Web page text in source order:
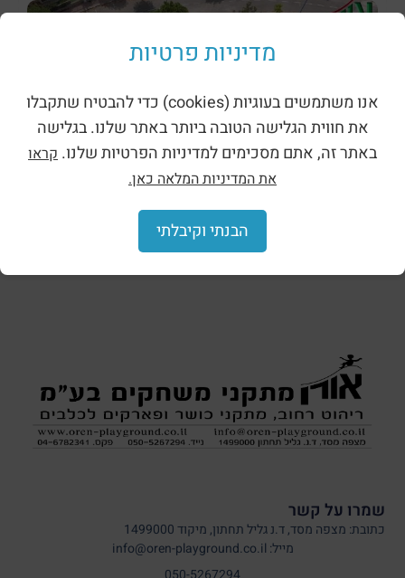
הצללות וסככות
שמרו על קשר
כתובת: מצפה מסד, ד.נ גליל תחתון, מיקוד 1499000
מייל: info@oren-playground.co.il
מדיניות פרטיות
אנו משתמשים בעוגיות (cookies) כדי להבטיח שתקבלו
את חווית הגלישה הטובה ביותר באתר שלנו. בגלישה
באתר זה, אתם מסכימים למדיניות הפרטיות שלנו. קראו
את המדיניות המלאה כאן.
הבנתי וקיבלתי